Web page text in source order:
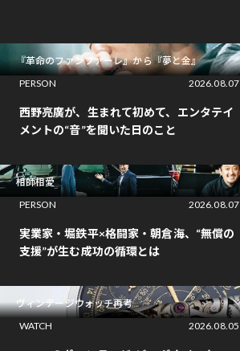
『革命のファンファーレ』から『夢と金』
PERSON
2026.08.07
西野亮廣が、生まれて初めて、エンタテイ
メントの“音”を聞いた日のこと
相師相愛
PERSON
2026.08.07
実業家・堀鉄平×格闘家・朝倉海、“無償の
支援”が生む成功の循環とは
ヴィンテージウォッチ再考
WATCH
2026.08.05